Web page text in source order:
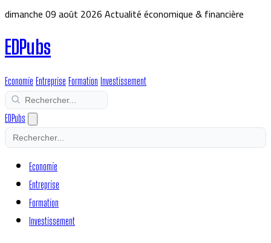
dimanche 09 août 2026Actualité économique & financière
EDPubs
Economie Entreprise Formation Investissement
EDPubs
Economie
Entreprise
Formation
Investissement